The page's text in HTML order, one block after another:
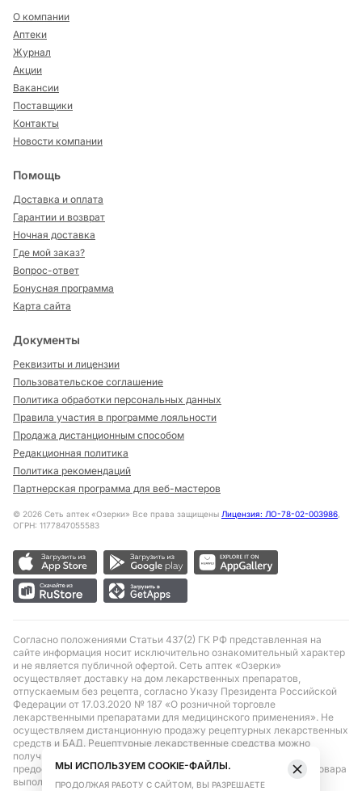
О компании
Аптеки
Журнал
Акции
Вакансии
Поставщики
Контакты
Новости компании
Помощь
Доставка и оплата
Гарантии и возврат
Ночная доставка
Где мой заказ?
Вопрос-ответ
Бонусная программа
Карта сайта
Документы
Реквизиты и лицензии
Пользовательское соглашение
Политика обработки персональных данных
Правила участия в программе лояльности
Продажа дистанционным способом
Редакционная политика
Политика рекомендаций
Партнерская программа для веб-мастеров
© 2026 Сеть аптек «Озерки» Все права защищены Лицензия: ЛО-78-02-003986,
ОГРН: 1177847055583
Согласно положениями Статьи 437(2) ГК РФ представленная на
сайте информация носит исключительно ознакомительный характер
и не является публичной офертой. Сеть аптек «Озерки»
осуществляет доставку на дом лекарственных препаратов,
отпускаемым без рецепта, согласно Указу Президента Российской
Федерации от 17.03.2020 № 187 «О розничной торговле
лекарственными препаратами для медицинского применения». Не
осуществляем дистанционную продажу рецептурных лекарственных
средств и БАД. Рецептурные лекарственные средства можно
получить только при помощи самовывоза в аптеке при
предоставлении рецепта, выписанного врачом. Бронирование товара
выполняется при условиях последующего выкупа заказа в
МЫ ИСПОЛЬЗУЕМ COOKIE-ФАЙЛЫ.
ПРОДОЛЖАЯ РАБОТУ С САЙТОМ, ВЫ РАЗРЕШАЕТЕ